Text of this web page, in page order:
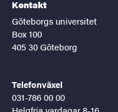
Kontakt
Göteborgs universitet
Box 100
405 30 Göteborg
Telefonväxel
031-786 00 00